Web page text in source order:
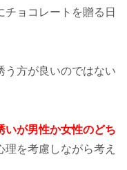
ョコレートを贈る日
う方が良いのではない
いが男性か女性のどち
を考慮しながら考え